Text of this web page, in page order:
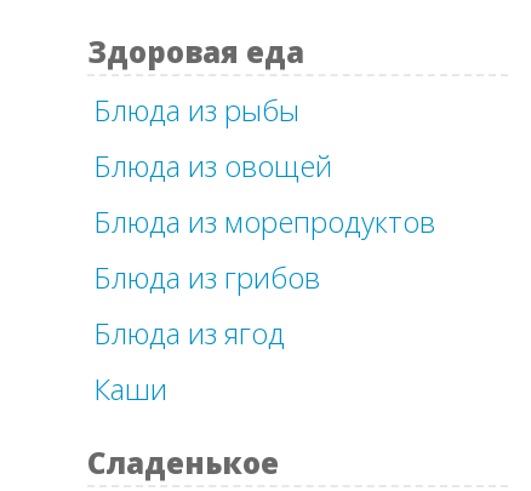
Здоровая еда
Блюда из рыбы
Блюда из овощей
Блюда из морепродуктов
Блюда из грибов
Блюда из ягод
Каши
Сладенькое